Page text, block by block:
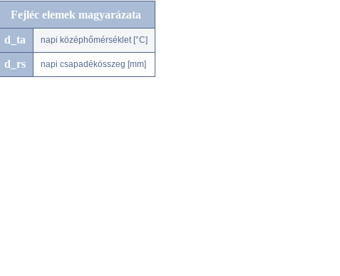
Fejléc elemek magyarázata
d_ta napi középhőmérséklet [°C]
d_rs napi csapadékösszeg [mm]